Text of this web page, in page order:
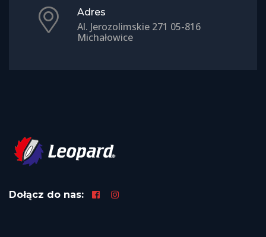
Adres
Al. Jerozolimskie 271 05-816
Michałowice
Dołącz do nas: